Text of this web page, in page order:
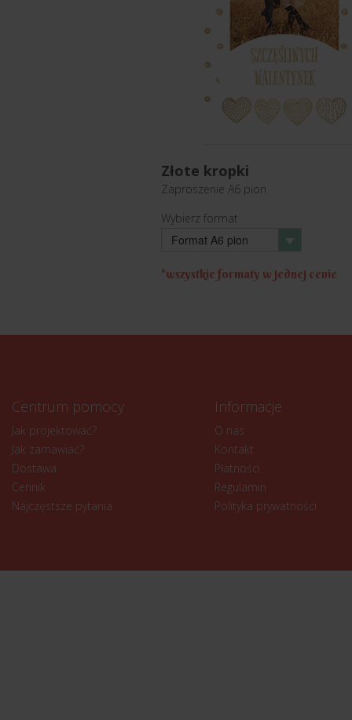
Złote kropki
Zaproszenie A6 pion
Wybierz format
Format A6 pion
*wszystkie formaty w jednej cenie
Centrum pomocy
Jak projektować?
Jak zamawiać?
Dostawa
Cennik
Najczęstsze pytania
Informacje
O nas
Kontakt
Płatności
Regulamin
Polityka prywatności